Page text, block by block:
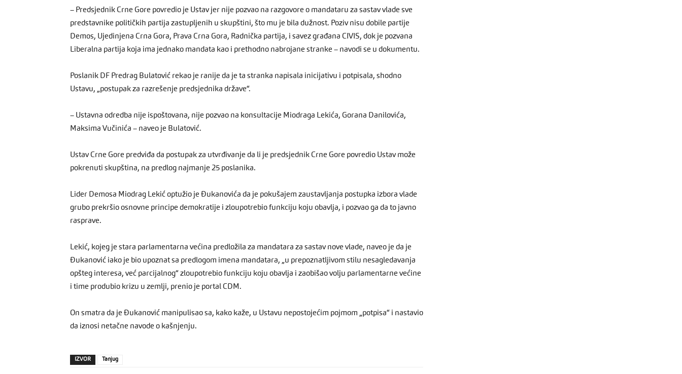
– Predsjednik Crne Gore povredio je Ustav jer nije pozvao na razgovore o mandataru za sastav vlade sve
predstavnike političkih partija zastupljenih u skupštini, što mu je bila dužnost. Poziv nisu dobile partije
Demos, Ujedinjena Crna Gora, Prava Crna Gora, Radnička partija, i savez građana CIVIS, dok je pozvana
Liberalna partija koja ima jednako mandata kao i prethodno nabrojane stranke – navodi se u dokumentu.
Poslanik DF Predrag Bulatović rekao je ranije da je ta stranka napisala inicijativu i potpisala, shodno
Ustavu, „postupak za razrešenje predsjednika države“.
– Ustavna odredba nije ispoštovana, nije pozvao na konsultacije Miodraga Lekića, Gorana Danilovića,
Maksima Vučinića – naveo je Bulatović.
Ustav Crne Gore predviđa da postupak za utvrđivanje da li je predsjednik Crne Gore povredio Ustav može
pokrenuti skupština, na predlog najmanje 25 poslanika.
Lider Demosa Miodrag Lekić optužio je Đukanovića da je pokušajem zaustavljanja postupka izbora vlade
grubo prekršio osnovne principe demokratije i zloupotrebio funkciju koju obavlja, i pozvao ga da to javno
rasprave.
Lekić, kojeg je stara parlamentarna većina predložila za mandatara za sastav nove vlade, naveo je da je
Đukanović iako je bio upoznat sa predlogom imena mandatara, „u prepoznatljivom stilu nesagledavanja
opšteg interesa, već parcijalnog“ zloupotrebio funkciju koju obavlja i zaobišao volju parlamentarne većine
i time produbio krizu u zemlji, prenio je portal CDM.
On smatra da je Đukanović manipulisao sa, kako kaže, u Ustavu nepostojećim pojmom „potpisa“ i nastavio
da iznosi netačne navode o kašnjenju.
IZVOR Tanjug